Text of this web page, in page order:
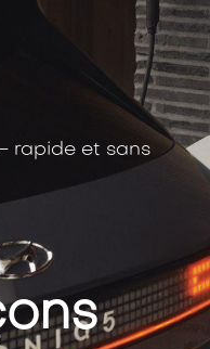
rapide et sans